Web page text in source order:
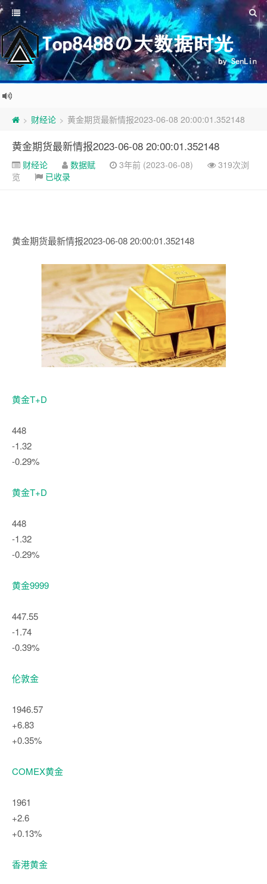
> 财经论 > 黄金期货最新情报2023-06-08 20:00:01.352148
黄金期货最新情报2023-06-08 20:00:01.352148
财经论 数据赋 3年前 (2023-06-08)
319次浏
览
已收录
黄金期货最新情报2023-06-08 20:00:01.352148
黄金T+D
448
-1.32
-0.29%
黄金T+D
448
-1.32
-0.29%
黄金9999
447.55
-1.74
-0.39%
伦敦金
1946.57
+6.83
+0.35%
COMEX黄金
1961
+2.6
+0.13%
香港黄金